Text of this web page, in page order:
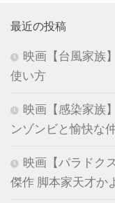
最近の投稿
映画【台風家族
使い方
映画【感染家族
ンゾンビと愉快な
映画【パラドク
傑作 脚本家天才か